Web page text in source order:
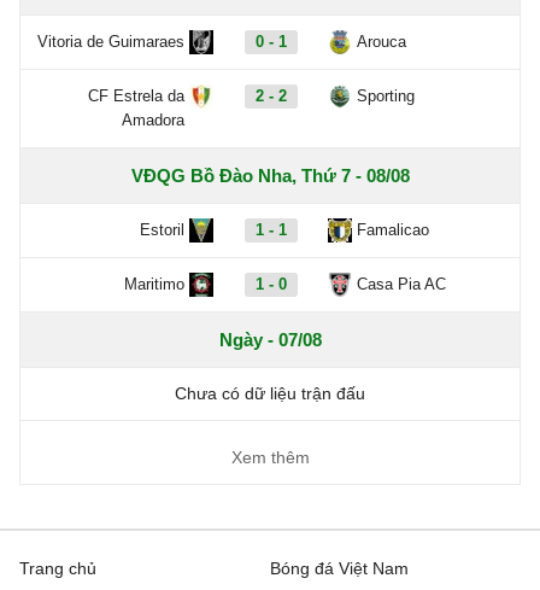
Vitoria de Guimaraes 0 - 1 Arouca
CF Estrela da
Amadora
2 - 2 Sporting
VĐQG Bồ Đào Nha, Thứ 7 - 08/08
Estoril 1 - 1 Famalicao
Maritimo 1 - 0 Casa Pia AC
Ngày - 07/08
Chưa có dữ liệu trận đấu
Xem thêm
Trang chủ
Bóng đá Việt Nam